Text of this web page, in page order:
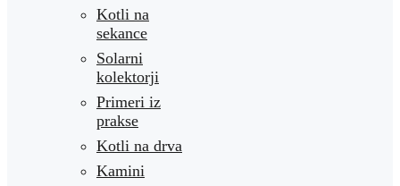
Kotli na
sekance
Solarni
kolektorji
Primeri iz
prakse
Kotli na drva
Kamini